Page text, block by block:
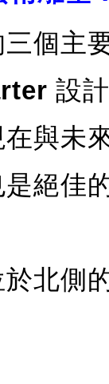
三個主
設
與未
絕佳
於北側